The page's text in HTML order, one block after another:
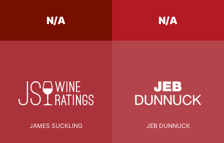
N/A N/A
JAMES SUCKLING JEB DUNNUCK